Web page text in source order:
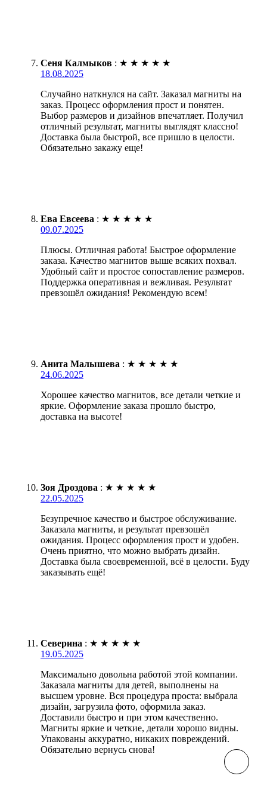
Сеня Калмыков : ★ ★ ★ ★ ★
18.08.2025
Случайно наткнулся на сайт. Заказал магниты на
заказ. Процесс оформления прост и понятен.
Выбор размеров и дизайнов впечатляет. Получил
отличный результат, магниты выглядят классно!
Доставка была быстрой, все пришло в целости.
Обязательно закажу еще!
Ева Евсеева : ★ ★ ★ ★ ★
09.07.2025
Плюсы. Отличная работа! Быстрое оформление
заказа. Качество магнитов выше всяких похвал.
Удобный сайт и простое сопоставление размеров.
Поддержка оперативная и вежливая. Результат
превзошёл ожидания! Рекомендую всем!
Анита Малышева : ★ ★ ★ ★ ★
24.06.2025
Хорошее качество магнитов, все детали четкие и
яркие. Оформление заказа прошло быстро,
доставка на высоте!
Зоя Дроздова : ★ ★ ★ ★ ★
22.05.2025
Безупречное качество и быстрое обслуживание.
Заказала магниты, и результат превзошёл
ожидания. Процесс оформления прост и удобен.
Очень приятно, что можно выбрать дизайн.
Доставка была своевременной, всё в целости. Буду
заказывать ещё!
Северина : ★ ★ ★ ★ ★
19.05.2025
Максимально довольна работой этой компании.
Заказала магниты для детей, выполнены на
высшем уровне. Вся процедура проста: выбрала
дизайн, загрузила фото, оформила заказ.
Доставили быстро и при этом качественно.
Магниты яркие и четкие, детали хорошо видны.
Упакованы аккуратно, никаких повреждений.
Обязательно вернусь снова!